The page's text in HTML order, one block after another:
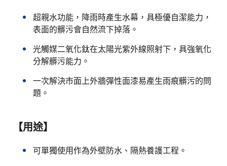
超親水功能，降雨時產生水幕，具極優自潔能力，
表面的髒污會自然流下掉落。
光觸媒二氧化鈦在太陽光紫外線照射下，具強氧化
分解髒污能力。
一次解決市面上外牆彈性面漆易產生雨痕髒污的問
題。
【用途】
可單獨使用作為外壁防水、隔熱養護工程。